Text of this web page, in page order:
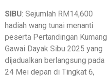
SIBU: Sejumlah RM14,600
hadiah wang tunai menanti
peserta Pertandingan Kumang
Gawai Dayak Sibu 2025 yang
dijadualkan berlangsung pada
24 Mei depan di Tingkat 6,